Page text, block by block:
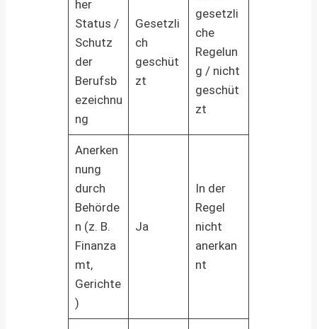
her
Status /
Schutz
der
Berufsb
ezeichnu
ng
Gesetzli
ch
geschüt
zt
gesetzli
che
Regelun
g / nicht
geschüt
zt
Anerken
nung
durch
Behörde
n (z. B.
Finanza
mt,
Gerichte
)
Ja
In der
Regel
nicht
anerkan
nt